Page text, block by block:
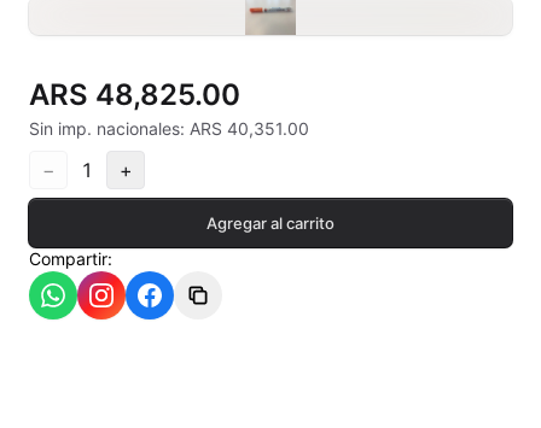
Conos pirometricos Orton
Contramoldes
Crayones cerámicos
Crisoles refractarios
ARS 48,825.00
Sin imp. nacionales: ARS 40,351.00
− 1 +
Agregar al carrito
Compartir: